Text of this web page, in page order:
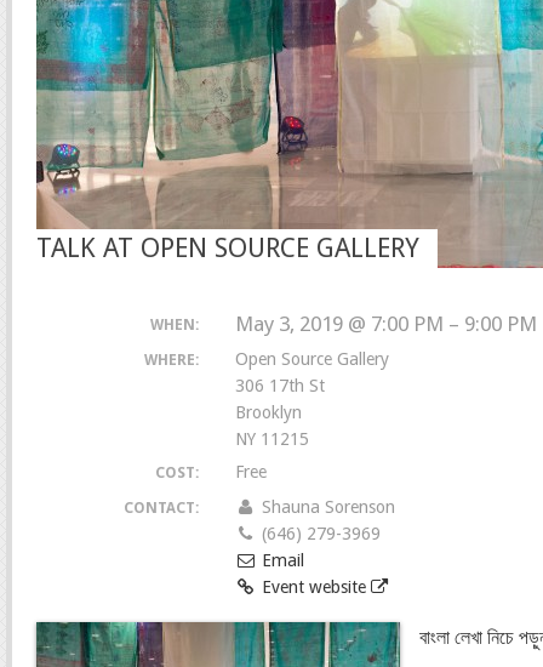
TALK AT OPEN SOURCE GALLERY
WHEN: May 3, 2019 @ 7:00 PM – 9:00 PM
WHERE:
Open Source Gallery
306 17th St
Brooklyn
NY 11215
COST: Free
CONTACT:
Shauna Sorenson
(646) 279-3969
Email
Event website
বাংলা লেখা